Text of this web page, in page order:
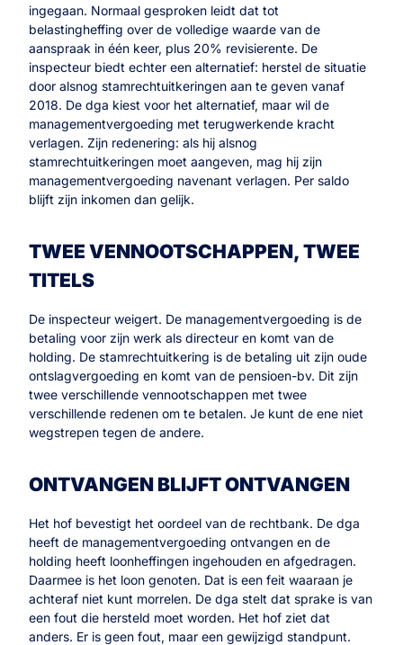
ingegaan. Normaal gesproken leidt dat tot
belastingheffing over de volledige waarde van de
aanspraak in één keer, plus 20% revisierente. De
inspecteur biedt echter een alternatief: herstel de situatie
door alsnog stamrechtuitkeringen aan te geven vanaf
2018. De dga kiest voor het alternatief, maar wil de
managementvergoeding met terugwerkende kracht
verlagen. Zijn redenering: als hij alsnog
stamrechtuitkeringen moet aangeven, mag hij zijn
managementvergoeding navenant verlagen. Per saldo
blijft zijn inkomen dan gelijk.
TWEE VENNOOTSCHAPPEN, TWEE
TITELS
De inspecteur weigert. De managementvergoeding is de
betaling voor zijn werk als directeur en komt van de
holding. De stamrechtuitkering is de betaling uit zijn oude
ontslagvergoeding en komt van de pensioen-bv. Dit zijn
twee verschillende vennootschappen met twee
verschillende redenen om te betalen. Je kunt de ene niet
wegstrepen tegen de andere.
ONTVANGEN BLIJFT ONTVANGEN
Het hof bevestigt het oordeel van de rechtbank. De dga
heeft de managementvergoeding ontvangen en de
holding heeft loonheffingen ingehouden en afgedragen.
Daarmee is het loon genoten. Dat is een feit waaraan je
achteraf niet kunt morrelen. De dga stelt dat sprake is van
een fout die hersteld moet worden. Het hof ziet dat
anders. Er is geen fout, maar een gewijzigd standpunt.